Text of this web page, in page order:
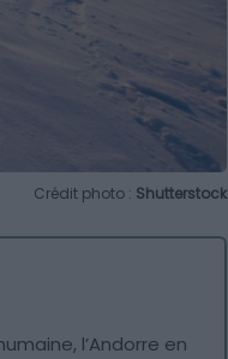
Crédit photo : Shutterstock
l’Andorre en